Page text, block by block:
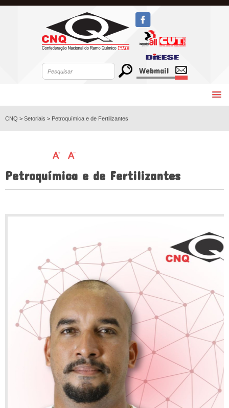
Webmail
CNQ > Setoriais > Petroquímica e de Fertilizantes
Petroquímica e de Fertilizantes